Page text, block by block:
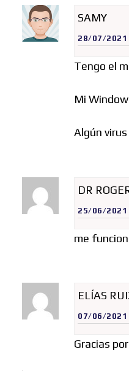
SAMY
28/07/2021
Tengo el
Mi
Algún
DR
25/06/2021
me
ELÍAS
07/06/2021
Gracias